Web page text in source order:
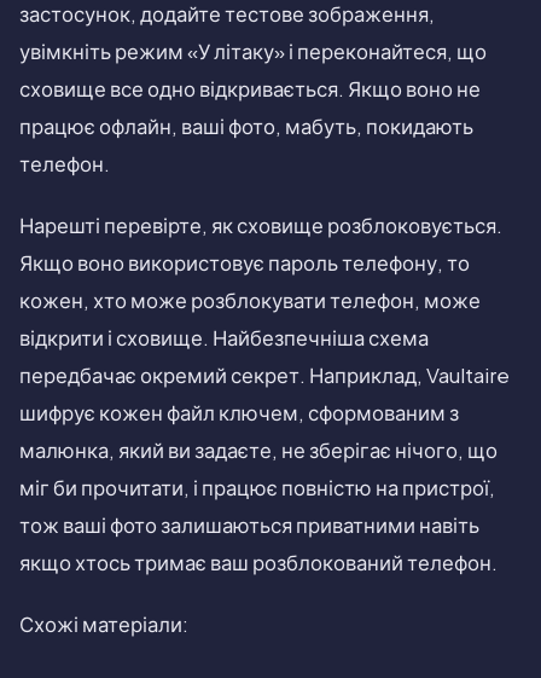
застосунок, додайте тестове зображення,
увімкніть режим «У літаку» і переконайтеся, що
сховище все одно відкривається. Якщо воно не
працює офлайн, ваші фото, мабуть, покидають
телефон.
Нарешті перевірте, як сховище розблоковується.
Якщо воно використовує пароль телефону, то
кожен, хто може розблокувати телефон, може
відкрити і сховище. Найбезпечніша схема
передбачає окремий секрет. Наприклад, Vaultaire
шифрує кожен файл ключем, сформованим з
малюнка, який ви задаєте, не зберігає нічого, що
міг би прочитати, і працює повністю на пристрої,
тож ваші фото залишаються приватними навіть
якщо хтось тримає ваш розблокований телефон.
Схожі матеріали: